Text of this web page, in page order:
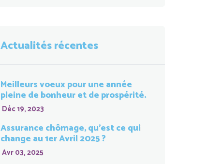
Actualités récentes
Meilleurs voeux pour une année
pleine de bonheur et de prospérité.
Déc 19, 2023
Assurance chômage, qu’est ce qui
change au 1er Avril 2025 ?
Avr 03, 2025